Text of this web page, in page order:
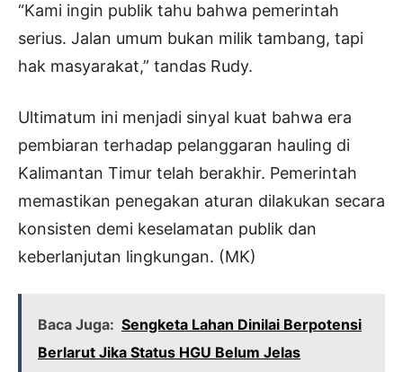
“Kami ingin publik tahu bahwa pemerintah
serius. Jalan umum bukan milik tambang, tapi
hak masyarakat,” tandas Rudy.
Ultimatum ini menjadi sinyal kuat bahwa era
pembiaran terhadap pelanggaran hauling di
Kalimantan Timur telah berakhir. Pemerintah
memastikan penegakan aturan dilakukan secara
konsisten demi keselamatan publik dan
keberlanjutan lingkungan. (MK)
Baca Juga: Sengketa Lahan Dinilai Berpotensi
Berlarut Jika Status HGU Belum Jelas